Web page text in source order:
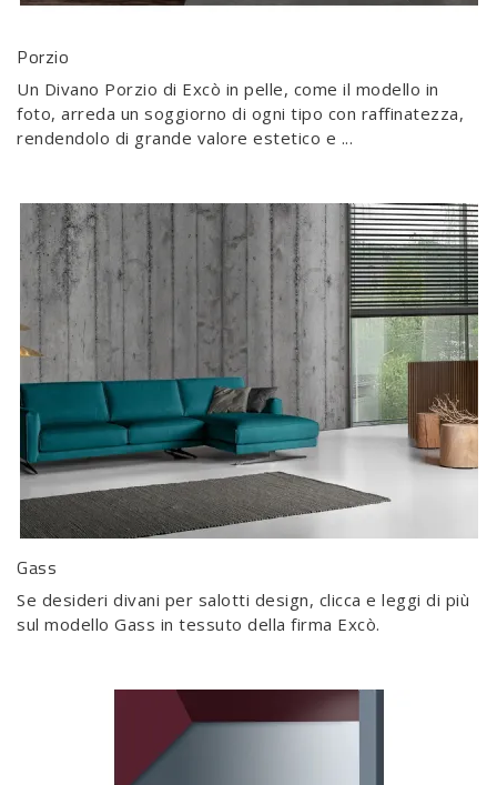
Porzio
Un Divano Porzio di Excò in pelle, come il modello in
foto, arreda un soggiorno di ogni tipo con raffinatezza,
rendendolo di grande valore estetico e ...
Gass
Se desideri divani per salotti design, clicca e leggi di più
sul modello Gass in tessuto della firma Excò.